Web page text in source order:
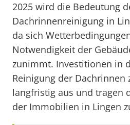
2025 wird die Bedeutung
Dachrinnenreinigung in
da sich
Notwendigkeit der
zunimmt. Investitionen in
Reinigung der Dachrinnen
langfristig aus und tragen
der Immobilien in Lingen